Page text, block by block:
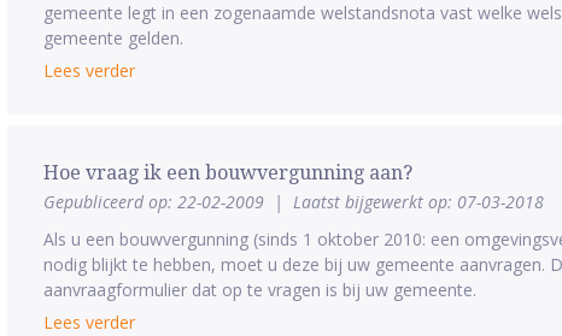
gemeente legt in een zogenaamde welstandsnota vast welke
gemeente gelden.
Lees verder
Hoe vraag ik een bouwvergunning aan?
Gepubliceerd op: 22-02-2009 | Laatst bijgewerkt op: 07-03-2018
Als u een bouwvergunning (sinds 1 oktober 2010: een
nodig blijkt te hebben, moet u deze bij uw gemeente aanvragen.
aanvraagformulier dat op te vragen is bij uw gemeente.
Lees verder